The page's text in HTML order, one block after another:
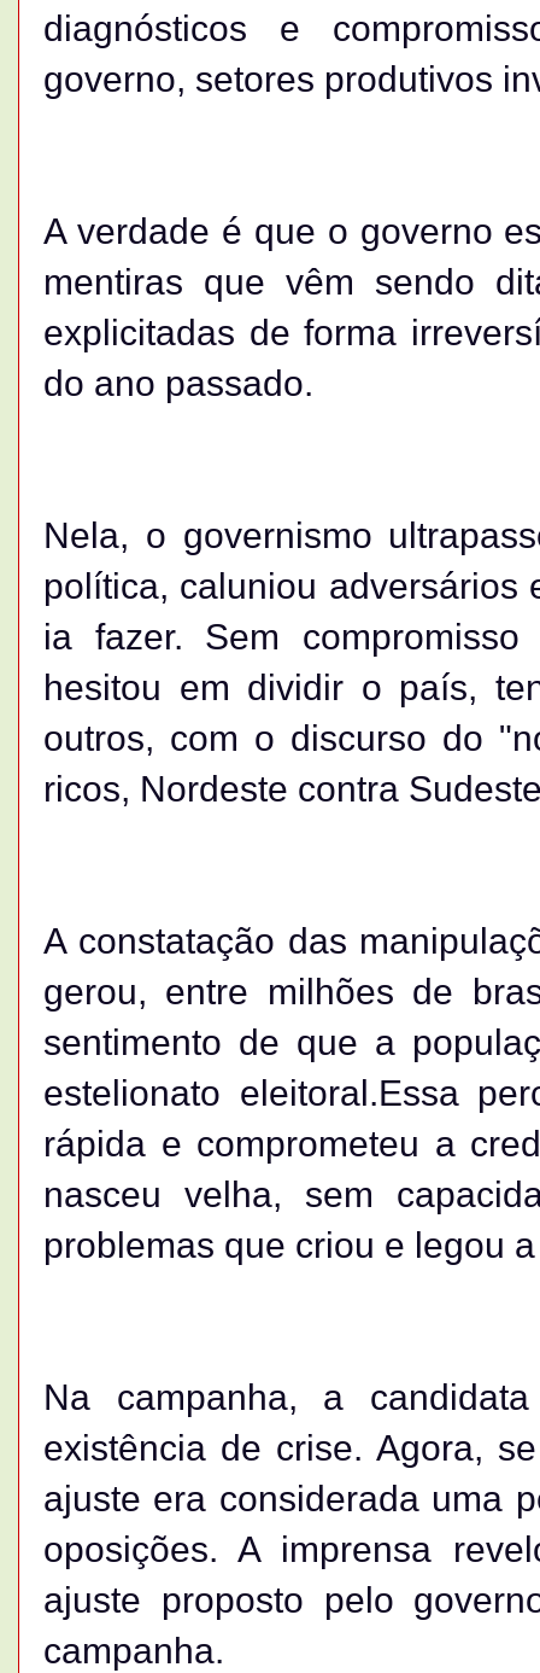
diagnósticos e
governo, setores produtivos
A verdade é que o governo
mentiras que vêm sendo
explicitadas de forma
do ano passado.
Nela, o governismo
política, caluniou
ia fazer. Sem
hesitou em dividir o país,
outros, com o discurso do
ricos, Nordeste contra
A constatação das
gerou, entre milhões de
sentimento de que a
estelionato eleitoral.Essa
rápida e comprometeu a
nasceu velha, sem
problemas que criou e legou
Na campanha, a
existência de crise. Agora,
ajuste era considerada uma
oposições. A imprensa
ajuste proposto pelo
campanha.